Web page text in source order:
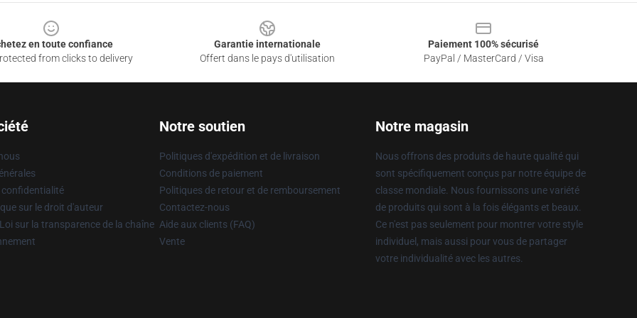
en toute confiance
from clicks to delivery
Garantie internationale
Offert dans le pays d'utilisation
Paiement 100% sécurisé
PayPal / MasterCard / Visa
confidentialité
sur le droit d'auteur
sur la transparence de la chaîne
Notre soutien
Politiques d'expédition et de livraison
Conditions de paiement
Politiques de retour et de remboursement
Contactez-nous
Aide aux clients (FAQ)
Vente
Notre magasin
Nous offrons des produits de haute qualité qui
sont spécifiquement conçus par notre équipe de
classe mondiale. Nous fournissons une variété
de produits qui sont à la fois élégants et beaux.
Ce n'est pas seulement pour montrer votre style
individuel, mais aussi pour vous de partager
votre individualité avec les autres.